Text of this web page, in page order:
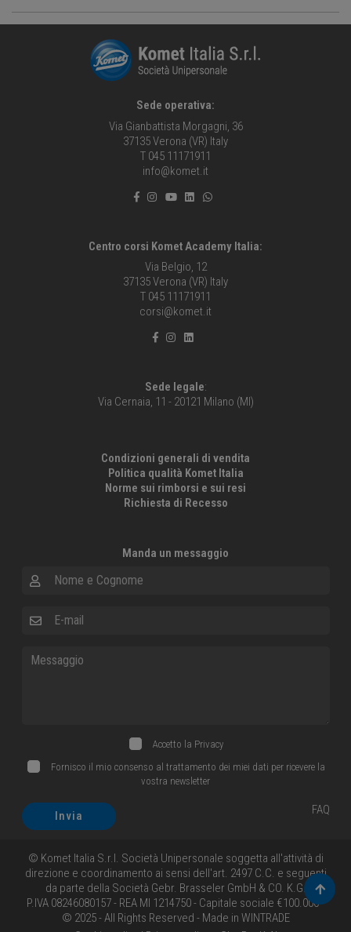
Sede operativa:
Via Gianbattista Morgagni, 36
37135 Verona (VR) Italy
T 045 11171911
info@komet.it
Centro corsi Komet Academy Italia:
Via Belgio, 12
37135 Verona (VR) Italy
T 045 11171911
corsi@komet.it
Sede legale:
Via Cernaia, 11 - 20121 Milano (MI)
Condizioni generali di vendita
Politica qualità Komet Italia
Norme sui rimborsi e sui resi
Richiesta di Recesso
Manda un messaggio
Accetto la Privacy
Fornisco il mio consenso al trattamento dei miei dati per ricevere la
vostra newsletter
Invia FAQ
© Komet Italia S.r.l. Società Unipersonale soggetta all'attività di
direzione e coordinamento ai sensi dell'art. 2497 C.C. e seguenti
da parte della Società Gebr. Brasseler GmbH & CO. K.G.
P.IVA 08246080157 - REA MI 1214750 - Capitale sociale €100.000 -
© 2025 - All Rights Reserved - Made in WINTRADE
Torna